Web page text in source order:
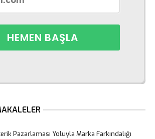
Pazarlaması Yoluyla Marka Farkındalığı